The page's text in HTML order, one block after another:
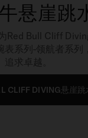
悬崖跳
Red Bull Cliff
表系列-领航者系
求卓越。
CLIFF DIVING悬崖跳